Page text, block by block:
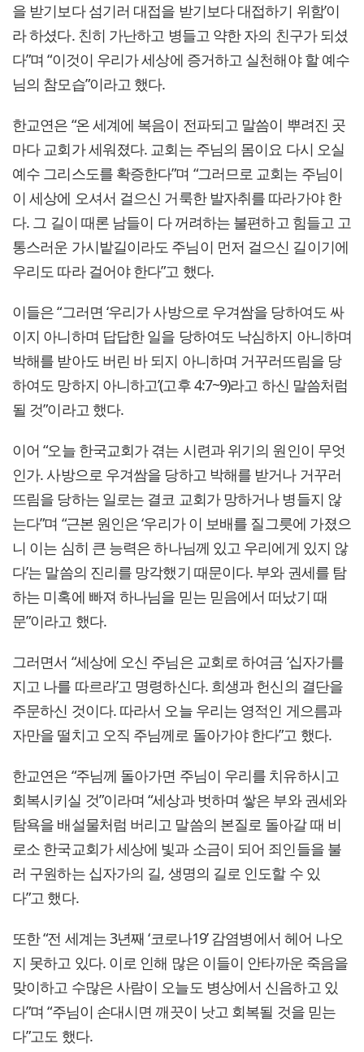
을 받기보다 섬기러 대접을 받기보다 대접하기 위함’이
라 하셨다. 친히 가난하고 병들고 약한 자의 친구가 되셨
다”며 “이것이 우리가 세상에 증거하고 실천해야 할 예수
님의 참모습”이라고 했다.
한교연은 “온 세계에 복음이 전파되고 말씀이 뿌려진 곳
마다 교회가 세워졌다. 교회는 주님의 몸이요 다시 오실
예수 그리스도를 확증한다”며 “그러므로 교회는 주님이
이 세상에 오셔서 걸으신 거룩한 발자취를 따라가야 한
다. 그 길이 때론 남들이 다 꺼려하는 불편하고 힘들고 고
통스러운 가시밭길이라도 주님이 먼저 걸으신 길이기에
우리도 따라 걸어야 한다”고 했다.
이들은 “그러면 ‘우리가 사방으로 우겨쌈을 당하여도 싸
이지 아니하며 답답한 일을 당하여도 낙심하지 아니하며
박해를 받아도 버린 바 되지 아니하며 거꾸러뜨림을 당
하여도 망하지 아니하고’(고후 4:7~9)라고 하신 말씀처럼
될 것”이라고 했다.
이어 “오늘 한국교회가 겪는 시련과 위기의 원인이 무엇
인가. 사방으로 우겨쌈을 당하고 박해를 받거나 거꾸러
뜨림을 당하는 일로는 결코 교회가 망하거나 병들지 않
는다”며 “근본 원인은 ‘우리가 이 보배를 질그릇에 가졌으
니 이는 심히 큰 능력은 하나님께 있고 우리에게 있지 않
다’는 말씀의 진리를 망각했기 때문이다. 부와 권세를 탐
하는 미혹에 빠져 하나님을 믿는 믿음에서 떠났기 때
문”이라고 했다.
그러면서 “세상에 오신 주님은 교회로 하여금 ‘십자가를
지고 나를 따르라’고 명령하신다. 희생과 헌신의 결단을
주문하신 것이다. 따라서 오늘 우리는 영적인 게으름과
자만을 떨치고 오직 주님께로 돌아가야 한다”고 했다.
한교연은 “주님께 돌아가면 주님이 우리를 치유하시고
회복시키실 것”이라며 “세상과 벗하며 쌓은 부와 권세와
탐욕을 배설물처럼 버리고 말씀의 본질로 돌아갈 때 비
로소 한국교회가 세상에 빛과 소금이 되어 죄인들을 불
러 구원하는 십자가의 길, 생명의 길로 인도할 수 있
다”고 했다.
또한 “전 세계는 3년째 ‘코로나19’ 감염병에서 헤어 나오
지 못하고 있다. 이로 인해 많은 이들이 안타까운 죽음을
맞이하고 수많은 사람이 오늘도 병상에서 신음하고 있
다”며 “주님이 손대시면 깨끗이 낫고 회복될 것을 믿는
다”고도 했다.